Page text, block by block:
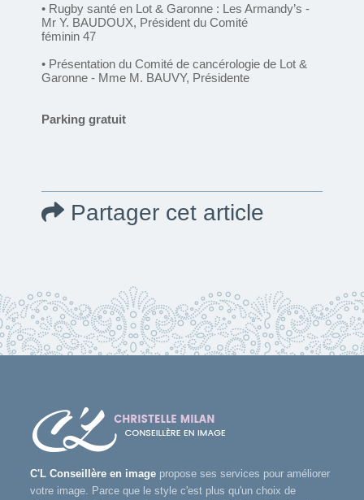
• Rugby santé en Lot & Garonne : Les Armandy’s -
Mr Y. BAUDOUX, Président du Comité
féminin 47
• Présentation du Comité de cancérologie de Lot &
Garonne - Mme M. BAUVY, Présidente
Parking gratuit
Partager cet article
C'L Conseillère en image propose ses services pour améliorer
votre image. Parce que le style c'est plus qu'un choix de